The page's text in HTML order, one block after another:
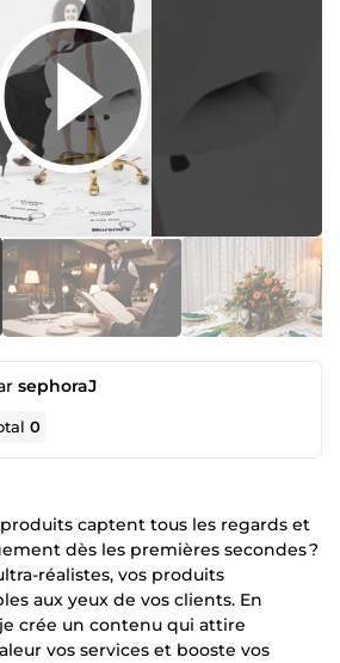
sephoraJ
0
captent tous les regards et
dès les premières secondes ?
réalistes, vos produits
aux yeux de vos clients. En
crée un contenu qui attire
vos services et booste vos